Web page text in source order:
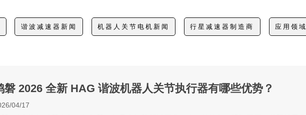
谐波减速器新闻 机器人关节电机新闻 行星减速器制造商 应用领域
磐 2026 全新 HAG 谐波机器人关节执行器有哪些优势？
04/17